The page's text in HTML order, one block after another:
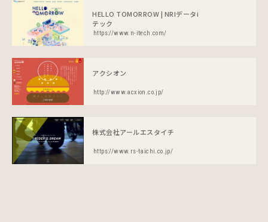
HELLO TOMORROW | NRIデータi
テック
https://www.n-itech.com/
アクシオン
http://www.acxion.co.jp/
株式会社アールエスタイチ
https://www.rs-taichi.co.jp/